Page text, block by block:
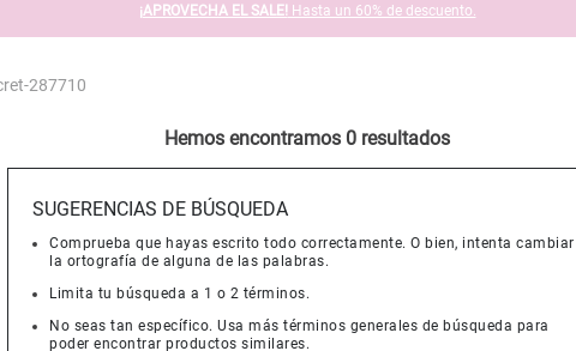
¡APROVECHA EL SALE! Hasta un 60% de descuento.
287710
Hemos encontramos 0 resultados
SUGERENCIAS DE BÚSQUEDA
Comprueba que hayas escrito todo correctamente. O bien, intenta cambiar
la ortografía de alguna de las palabras.
Limita tu búsqueda a 1 o 2 términos.
No seas tan específico. Usa más términos generales de búsqueda para
poder encontrar productos similares.